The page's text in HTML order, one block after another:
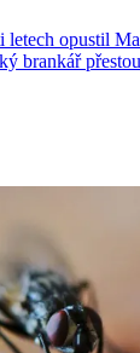
letech opustil
brankář